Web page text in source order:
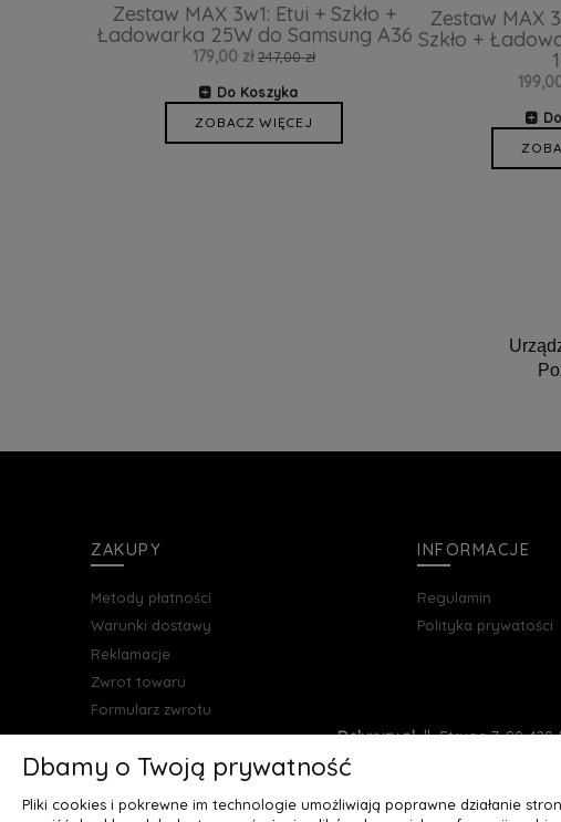
Zestaw MAX 3w1: Etui + Szkło +
Ładowarka 25W do Samsung A36
179,00 zł 247,00 zł
Do Koszyka
ZOBACZ WIĘCEJ
Zestaw MAX
Szkło +
ZAKUPY
Metody płatności
Warunki dostawy
Reklamacje
Zwrot towaru
Formularz zwrotu
INFORMACJE
Regulamin
Polityka prywatości
Deluxury.pl|| Struga 7, 90-420
Dbamy o Twoją prywatność
Pliki cookies i pokrewne im technologie umożliwiają poprawne działanie